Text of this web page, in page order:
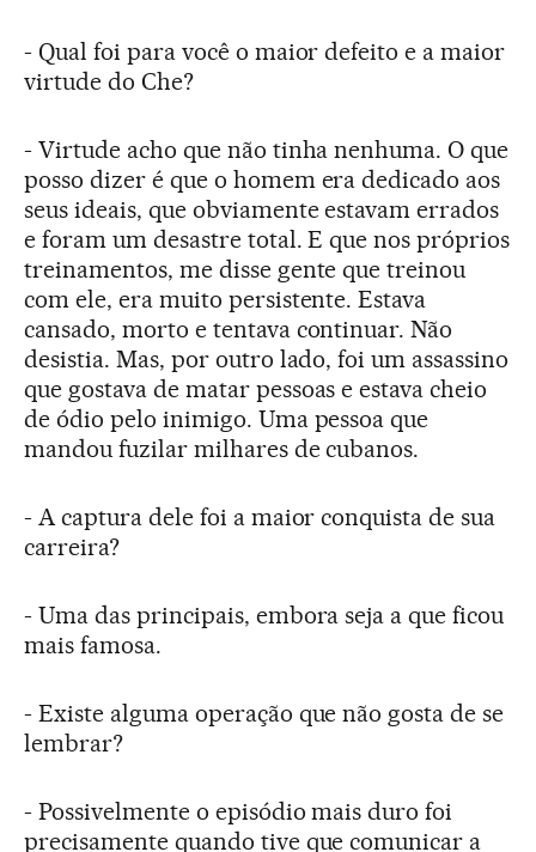
- Qual foi para você o maior defeito e a maior
virtude do Che?
- Virtude acho que não tinha nenhuma. O que
posso dizer é que o homem era dedicado aos
seus ideais, que obviamente estavam errados
e foram um desastre total. E que nos próprios
treinamentos, me disse gente que treinou
com ele, era muito persistente. Estava
cansado, morto e tentava continuar. Não
desistia. Mas, por outro lado, foi um assassino
que gostava de matar pessoas e estava cheio
de ódio pelo inimigo. Uma pessoa que
mandou fuzilar milhares de cubanos.
- A captura dele foi a maior conquista de sua
carreira?
- Uma das principais, embora seja a que ficou
mais famosa.
- Existe alguma operação que não gosta de se
lembrar?
- Possivelmente o episódio mais duro foi
precisamente quando tive que comunicar a